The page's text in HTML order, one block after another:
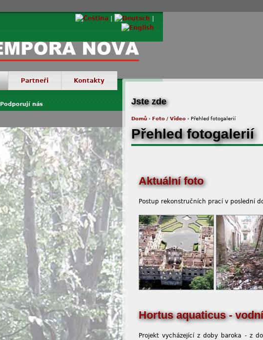
Partneři Kontakty
Jste zde
Domů › Foto / Video › Přehled fotogalerií
Přehled fotogalerií
Aktuální foto
Postup rekonstručních prací v poslední
Hortus aquaticus -
Projekt vycházející z doby baroka - z
Podporují nás